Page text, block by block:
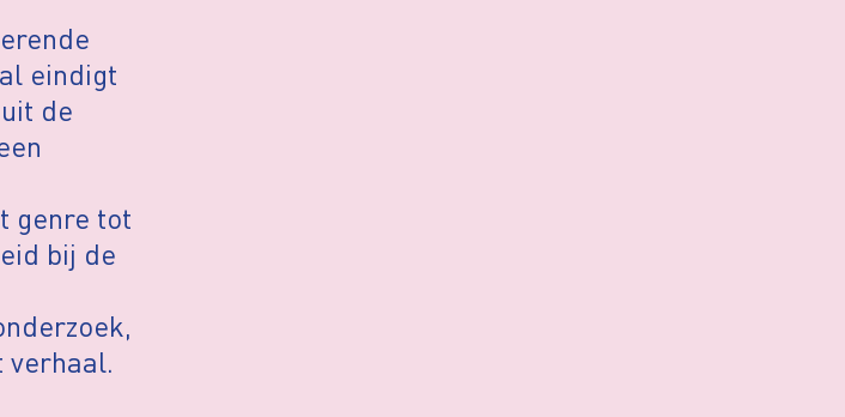
eindigt
de
genre tot
bij de
verhaal.